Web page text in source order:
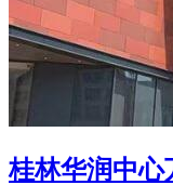
桂林华润中心